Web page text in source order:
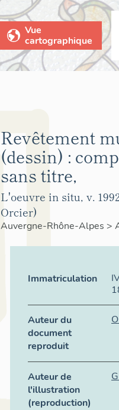
Vue
cartographique
Revêtement
(dessin) :
sans titre,
L'oeuvre in situ, v.
Orcier)
Auvergne-Rhône-Alpes >
Immatriculation
Auteur du
document
reproduit
Auteur de
l'illustration
(reproduction)